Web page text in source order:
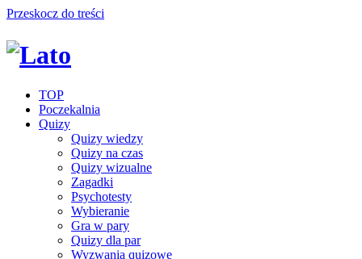
Przeskocz do treści
TOP
Poczekalnia
Quizy
Quizy wiedzy
Quizy na czas
Quizy wizualne
Zagadki
Psychotesty
Wybieranie
Gra w pary
Quizy dla par
Wyzwania quizowe